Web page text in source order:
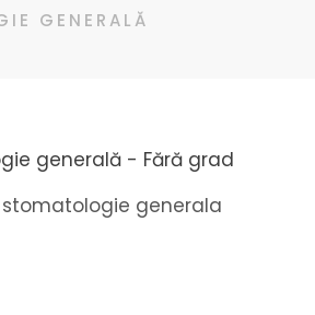
GENERALĂ
generală - Fără grad
generala